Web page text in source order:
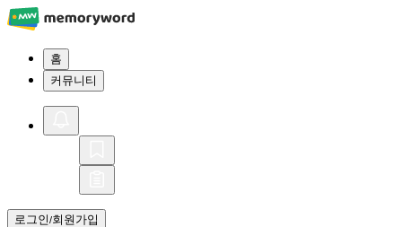
홈
커뮤니티
로그인/회원가입